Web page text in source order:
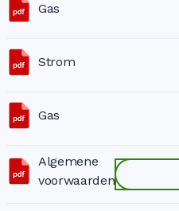
Gas
Strom
Gas
Algemene
voorwaarden